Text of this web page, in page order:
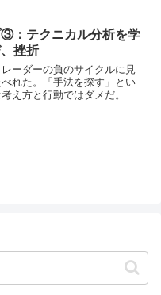
番組でした。そこでFXで大
いる...
③：テクニカル分析を学
挫折
ーダーの負のサイクルに見
れた。「手法を探す」とい
え方と行動ではダメだ。テ